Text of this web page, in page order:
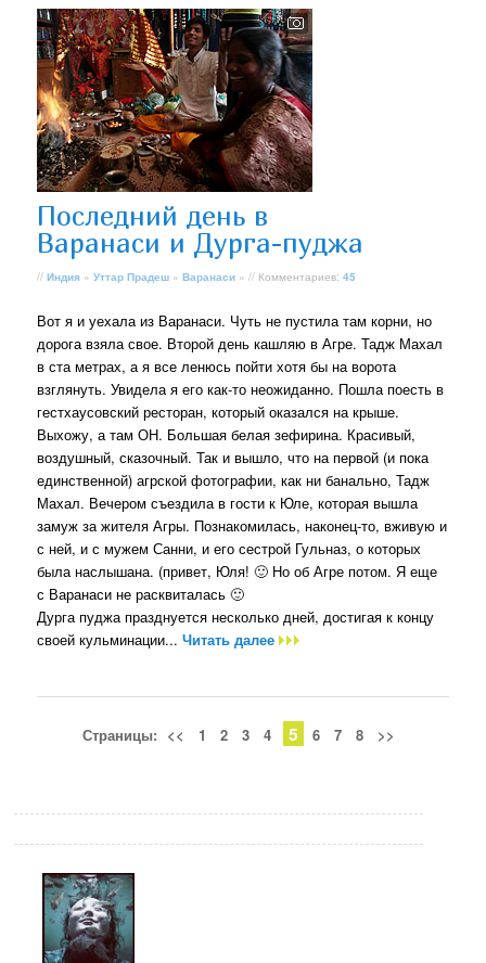
Последний день в
Варанаси и Дурга-пуджа
//Индия »Уттар Прадеш »Варанаси » // Комментариев:45
Вот я и уехала из Варанаси. Чуть не пустила там корни, но
дорога взяла свое. Второй день кашляю в Агре. Тадж Махал
в ста метрах, а я все ленюсь пойти хотя бы на ворота
взглянуть. Увидела я его как-то неожиданно. Пошла поесть в
гестхаусовский ресторан, который оказался на крыше.
Выхожу, а там ОН. Большая белая зефирина. Красивый,
воздушный, сказочный. Так и вышло, что на первой (и пока
единственной) агрской фотографии, как ни банально, Тадж
Махал. Вечером съездила в гости к Юле, которая вышла
замуж за жителя Агры. Познакомилась, наконец-то, вживую и
с ней, и с мужем Санни, и его сестрой Гульназ, о которых
была наслышана. (привет, Юля! 🙂 Но об Агре потом. Я еще
с Варанаси не расквиталась 🙂
Дурга пуджа празднуется несколько дней, достигая к концу
своей кульминации...Читать далее
Страницы: << 1 2 3 4 5 6 7 8 >>